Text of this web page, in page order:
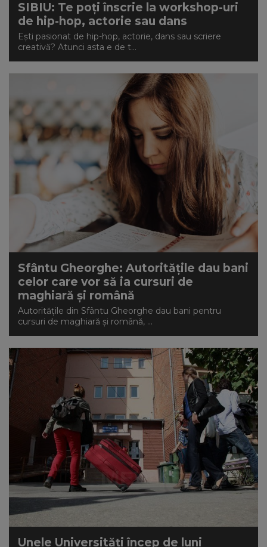
SIBIU: Te poți înscrie la workshop-uri
de hip-hop, actorie sau dans
Ești pasionat de hip-hop, actorie, dans sau scriere
creativă? Atunci asta e de t...
Sfântu Gheorghe: Autoritățile dau bani
celor care vor să ia cursuri de
maghiară și română
Autoritățile din Sfântu Gheorghe dau bani pentru
cursuri de maghiară și română, ...
Unele Universități încep de luni